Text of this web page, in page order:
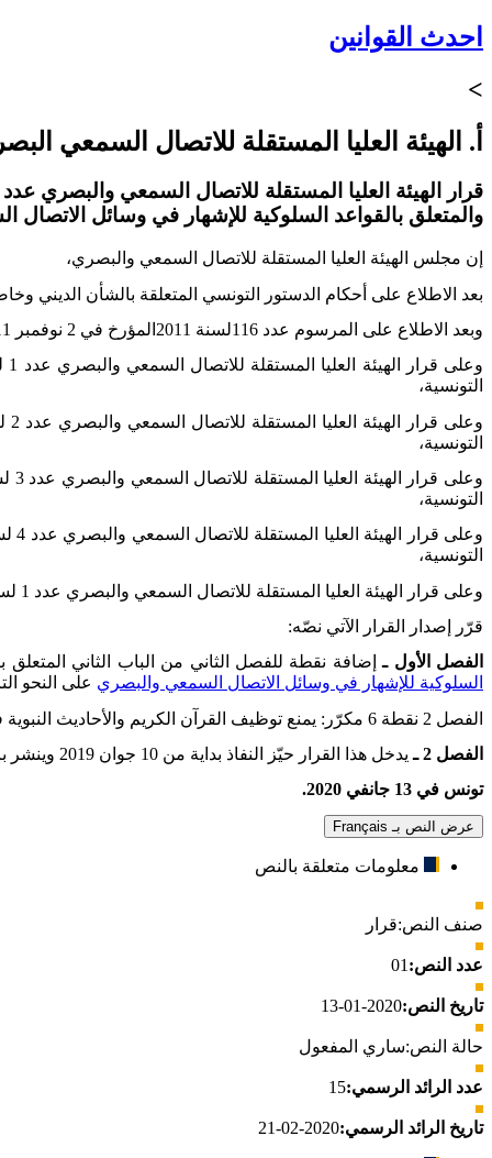
احدث القوانين
>
أ. الهيئة العليا المستقلة للاتصال السمعي
والمتعلق بالقواعد السلوكية للإشهار في وسائل الاتصال
إن مجلس الهيئة العليا المستقلة للاتصال السمعي والبصري،
بعد الاطلاع على أحكام الدستور التونسي المتعلقة بالشأن الديني وخاصة
وبعد الاطلاع على المرسوم عدد 116لسنة 2011المؤرخ في 2 نوفمبر 2011 والمتعلق بحرية الاتصال السمعي والبصري وبإحداث هيئة عليا مستقلة للاتصال السمعي والبصري وخاصة الفصل 16منه،
التونسية،
التونسية،
التونسية،
التونسية،
وعلى قرار الهيئة العليا المستقلة للاتصال السمعي والبصري عدد 1 لسنة 2018 المؤرخ في 15 فيفري 2018 والمتعلق بالقواعد السلوكية للإشهار في وسائل الاتصال السمعي والبصري
قرّر إصدار القرار الآتي نصّه:
الفصل الأول ـإضافة نقطة للفصل الثاني من الباب الثاني المتعلق
السلوكية للإشهار في وسائل الاتصال السمعي والبصري على النحو
الفصل 2 نقطة 6 مكرّر: يمنع توظيف القرآن الكريم والأحاديث النبوية في الاتصال التجاري
الفصل 2 ـ
يدخل هذا القرار حيّز النفاذ بداية من 10 جوان 2019 وينشر بالرائد الرسمي للجمهورية التونسية وبالموقع الالكتروني الرسمي للهيئة العليا المستقلة للاتصال السمعي والبصري
تونس في 13 جانفي 2020.
عرض النص بـ Français
معلومات متعلقة بالنص
صنف النص:قرار
عدد النص: 01
تاريخ النص:2020-01-13
حالة النص:ساري المفعول
عدد الرائد الرسمي:15
تاريخ الرائد الرسمي:2020-02-21